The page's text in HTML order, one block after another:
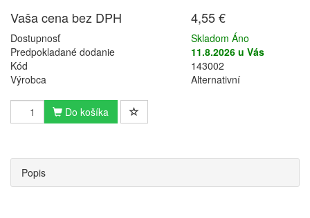
Vaša cena bez DPH
4,55 €
Dostupnosť
Skladom Áno
Predpokladané dodanie
11.8.2026 u Vás
Kód
143002
Výrobca
Alternativní
Do košíka
Popis